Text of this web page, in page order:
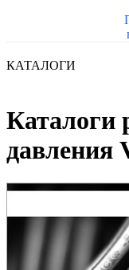
КАТАЛОГИ
Каталоги
давления